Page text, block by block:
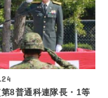
8普通科連隊長・1等